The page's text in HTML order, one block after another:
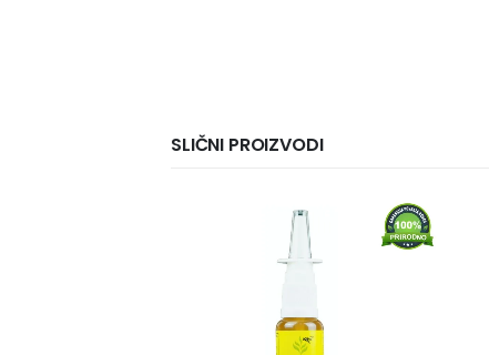
SLIČNI PROIZVODI